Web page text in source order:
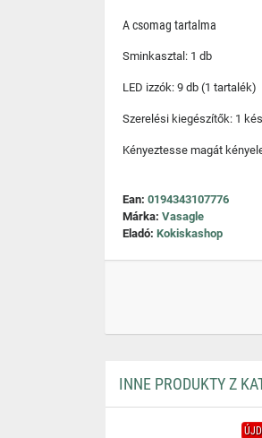
A csomag tartalma
Sminkasztal: 1 db
LED izzók: 9 db (1 tartalék)
Szerelési kiegészítők: 1
Kényeztesse magát
Ean: 0194343107776
Márka: Vasagle
Eladó: Kokiskashop
INNE PRODUKTY Z